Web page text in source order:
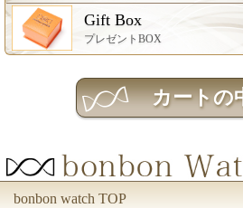
Gift Box
プレゼントBOX
bonbon watch TOP